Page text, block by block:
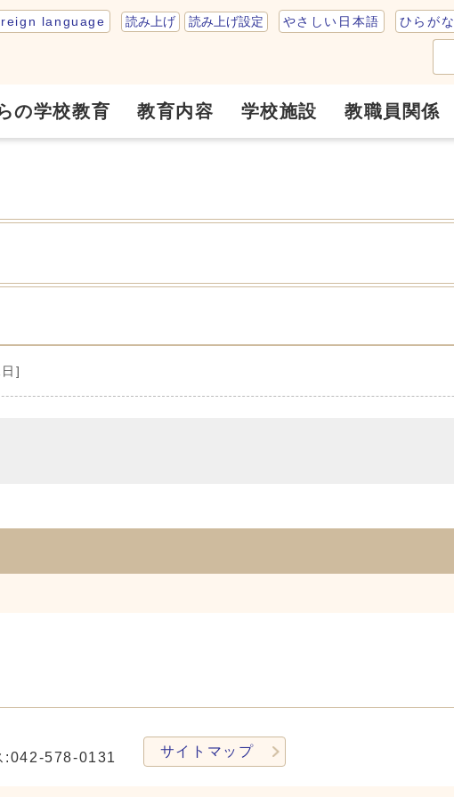
language 読み上げ 読み上げ設定 やさしい日本語 ひらが
の学校教育 教育内容 学校施設 教職員関係
]
:042-578-0131 サイトマップ